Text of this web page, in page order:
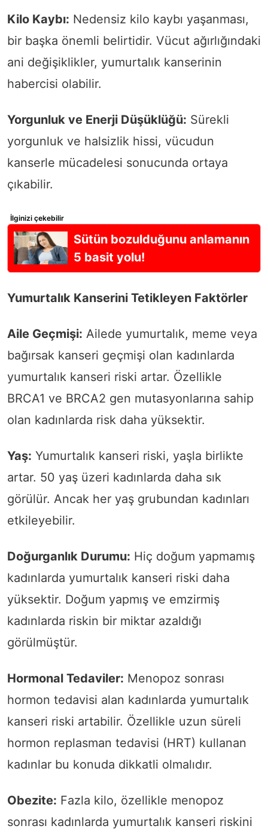
Kilo Kaybı: Nedensiz kilo kaybı yaşanması,
bir başka önemli belirtidir. Vücut ağırlığındaki
ani değişiklikler, yumurtalık kanserinin
habercisi olabilir.
Yorgunluk ve Enerji Düşüklüğü: Sürekli
yorgunluk ve halsizlik hissi, vücudun
kanserle mücadelesi sonucunda ortaya
çıkabilir.
İlginizi çekebilir
Sütün bozulduğunu anlamanın
5 basit yolu!
Yumurtalık Kanserini Tetikleyen Faktörler
Aile Geçmişi: Ailede yumurtalık, meme veya
bağırsak kanseri geçmişi olan kadınlarda
yumurtalık kanseri riski artar. Özellikle
BRCA1 ve BRCA2 gen mutasyonlarına sahip
olan kadınlarda risk daha yüksektir.
Yaş: Yumurtalık kanseri riski, yaşla birlikte
artar. 50 yaş üzeri kadınlarda daha sık
görülür. Ancak her yaş grubundan kadınları
etkileyebilir.
Doğurganlık Durumu: Hiç doğum yapmamış
kadınlarda yumurtalık kanseri riski daha
yüksektir. Doğum yapmış ve emzirmiş
kadınlarda riskin bir miktar azaldığı
görülmüştür.
Hormonal Tedaviler: Menopoz sonrası
hormon tedavisi alan kadınlarda yumurtalık
kanseri riski artabilir. Özellikle uzun süreli
hormon replasman tedavisi (HRT) kullanan
kadınlar bu konuda dikkatli olmalıdır.
Obezite: Fazla kilo, özellikle menopoz
sonrası kadınlarda yumurtalık kanseri riskini